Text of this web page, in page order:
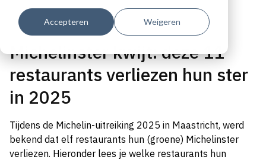
Accepteren Weigeren
Tags:chefs,michelin
Gepubliceerd op: 6 oktober 2025
Michelinster kwijt: deze 11
restaurants verliezen hun ster
in 2025
Tijdens de Michelin-uitreiking 2025 in Maastricht, werd
bekend dat elf restaurants hun (groene) Michelinster
verliezen. Hieronder lees je welke restaurants hun